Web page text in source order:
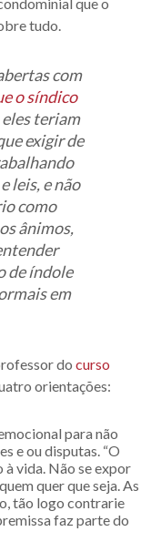
que o
tudo.
com
o síndico
eles teriam
exigir de
leis, e não
como
ânimos,
de índole
em
docurso
orientações:
para não
e ou disputas. “O
vida. Não se expor
quer que seja. As
tão logocontrarie
faz parte do